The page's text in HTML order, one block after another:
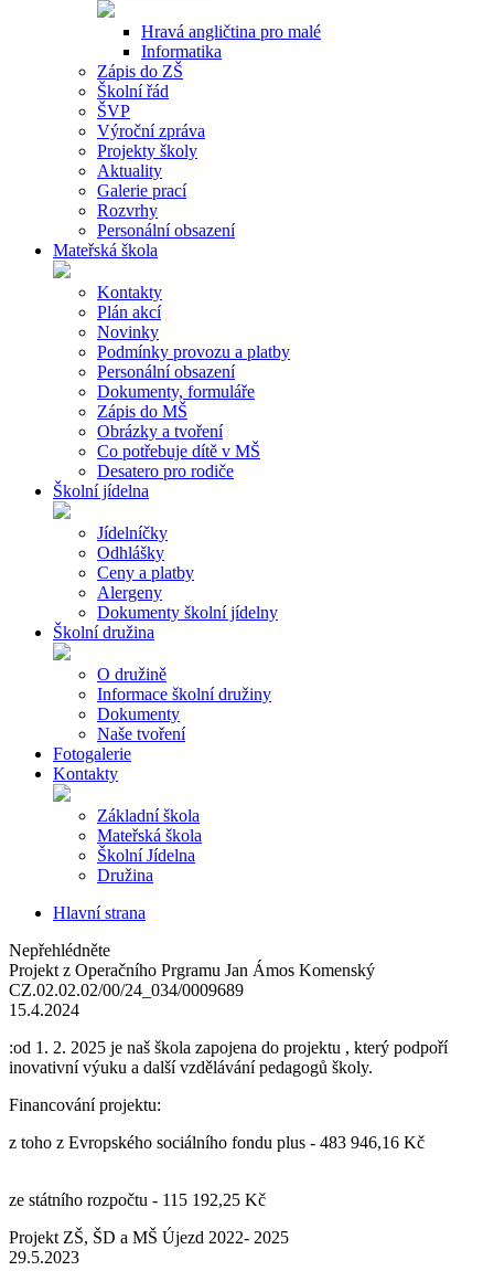
Hravá angličtina pro malé
Informatika
Zápis do ZŠ
Školní řád
ŠVP
Výroční zpráva
Projekty školy
Aktuality
Galerie prací
Rozvrhy
Personální obsazení
Mateřská škola
Kontakty
Plán akcí
Novinky
Podmínky provozu a platby
Personální obsazení
Dokumenty, formuláře
Zápis do MŠ
Obrázky a tvoření
Co potřebuje dítě v MŠ
Desatero pro rodiče
Školní jídelna
Jídelníčky
Odhlášky
Ceny a platby
Alergeny
Dokumenty školní jídelny
Školní družina
O družině
Informace školní družiny
Dokumenty
Naše tvoření
Fotogalerie
Kontakty
Základní škola
Mateřská škola
Školní Jídelna
Družina
Hlavní strana
Nepřehlédněte
Projekt z Operačního Prgramu Jan Ámos Komenský
CZ.02.02.02/00/24_034/0009689
15.4.2024
:od 1. 2. 2025 je naš škola zapojena do projektu , který podpoří
inovativní výuku a další vzdělávání pedagogů školy.
Financování projektu:
z toho z Evropského sociálního fondu plus - 483 946,16 Kč
ze státního rozpočtu - 115 192,25 Kč
Projekt ZŠ, ŠD a MŠ Újezd 2022- 2025
29.5.2023